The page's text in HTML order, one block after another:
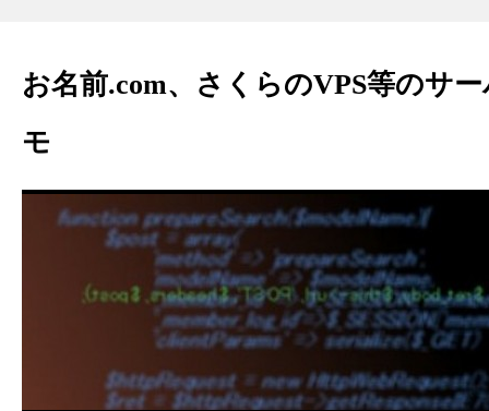
お名前.com、さくらのVPS等のサ
モ